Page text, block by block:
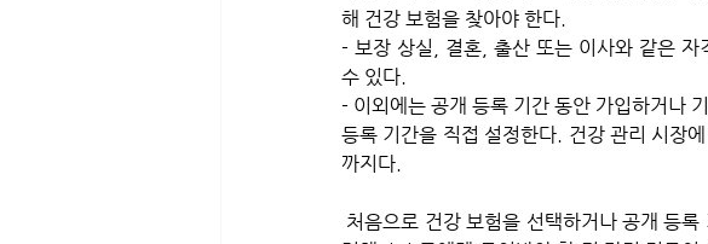
해 건강 보험을 찾아야 한다.
- 보장 상실, 결혼, 출산 또는 이사와 같은 자
수 있다.
- 이외에는 공개 등록 기간 동안 가입하거나
등록 기간을 직접 설정한다. 건강 관리 시
까지다.